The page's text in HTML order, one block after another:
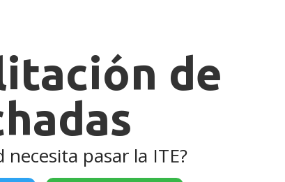
de
necesita pasar la ITE?